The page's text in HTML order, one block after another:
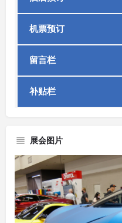
机票预订
留言栏
补贴栏
展会图片